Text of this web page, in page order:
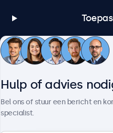
Hulp of advies
Bel ons of stuur een bericht en
specialist.